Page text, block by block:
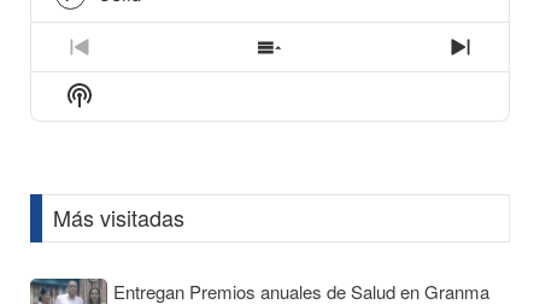
play
icon
Previous
Episode
Show
Episodes
Next
Show
Podcast
Más visitadas
Entregan Premios anuales de Salud en Granma